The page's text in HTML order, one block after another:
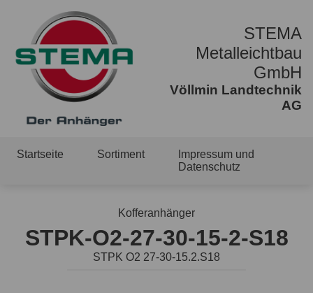
STEMA
Metalleichtbau
GmbH
Völlmin Landtechnik
AG
Startseite Sortiment
Impressum und
Datenschutz
Kofferanhänger
STPK-O2-27-30-15-2-S18
STPK O2 27-30-15.2.S18